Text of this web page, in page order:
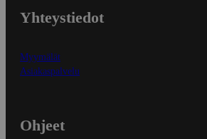
Yhteystiedot
Myymälät
Asiakaspalvelu
Ohjeet